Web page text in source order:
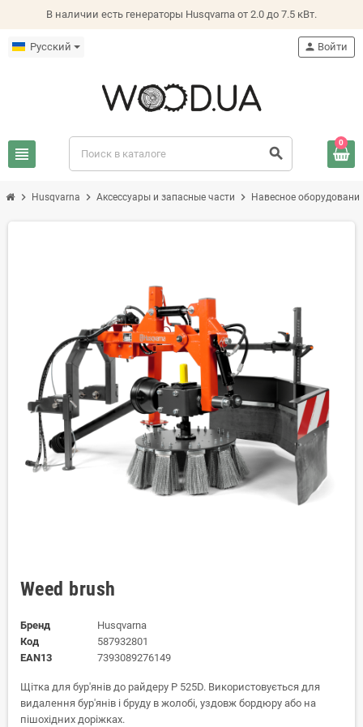
В наличии есть генераторы Husqvarna от 2.0 до 7.5 кВт.
Русский
view_headline search
person Войти
0
chevron_right Husqvarna chevron_right Аксессуары и запасные части chevron_right Навесное
Weed brush
Бренд
Husqvarna
Код
587932801
EAN13
7393089276149
Щітка для бур'янів до райдеру P 525D. Використовується для
видалення бур'янів і бруду в жолобі, уздовж бордюру або на
пішохідних доріжках.